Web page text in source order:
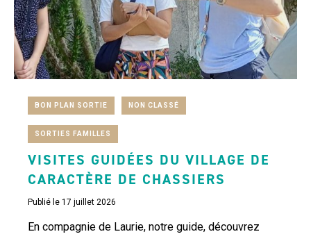
BON PLAN SORTIE NON CLASSÉ
SORTIES FAMILLES
VISITES GUIDÉES DU VILLAGE DE
CARACTÈRE DE CHASSIERS
Publié le 17 juillet 2026
En compagnie de Laurie, notre guide, découvrez